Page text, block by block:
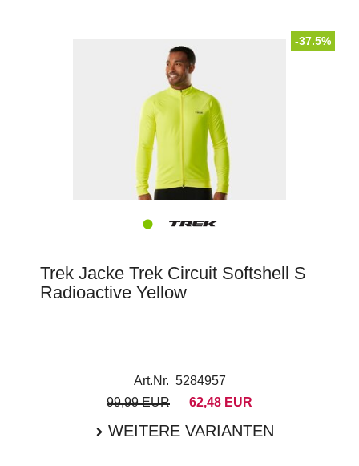
-37.5%
Trek Jacke Trek Circuit Softshell S
Radioactive Yellow
Art.Nr. 5284957
99,99 EUR
62,48 EUR
WEITERE VARIANTEN